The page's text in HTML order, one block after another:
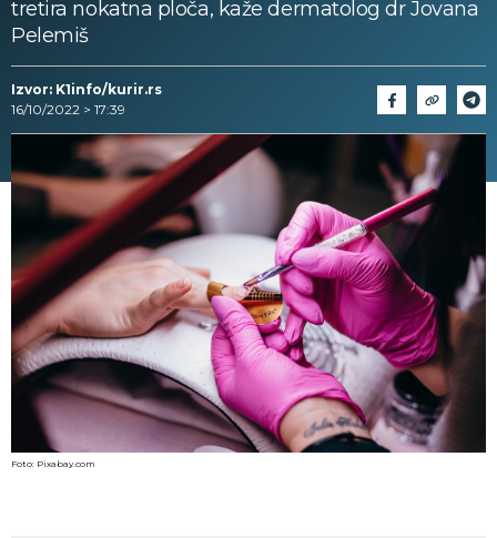
tretira nokatna ploča, kaže dermatolog dr Jovana
Pelemiš
Izvor: K1info/kurir.rs
16/10/2022 > 17:39
Foto: Pixabay.com